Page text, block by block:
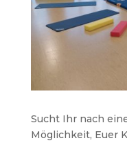
Sucht Ihr nach
Möglichkeit, Euer